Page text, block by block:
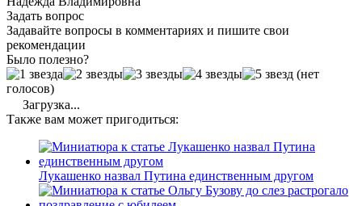
Задать вопрос
Задавайте вопросы в комментариях и пишите свои
рекомендации
Было полезно?
(нет
голосов)
Загрузка...
Также вам может пригодиться:
Лукашенко назвал Путина единственным другом